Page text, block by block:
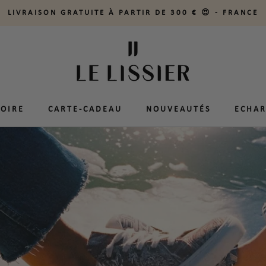
LIVRAISON GRATUITE À PARTIR DE 300 € 😍 - FRANCE
CARTE-CADEAU
CARTE-CADEAU NOUVEAUTÉS
NOUVEAUTÉS